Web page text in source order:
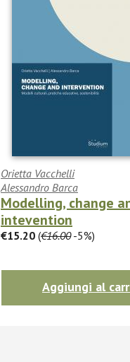
Orietta Vacchelli
Alessandro Barca
Modelling, change
intevention
€15.20 (€16.00-5%)
Aggiungi al